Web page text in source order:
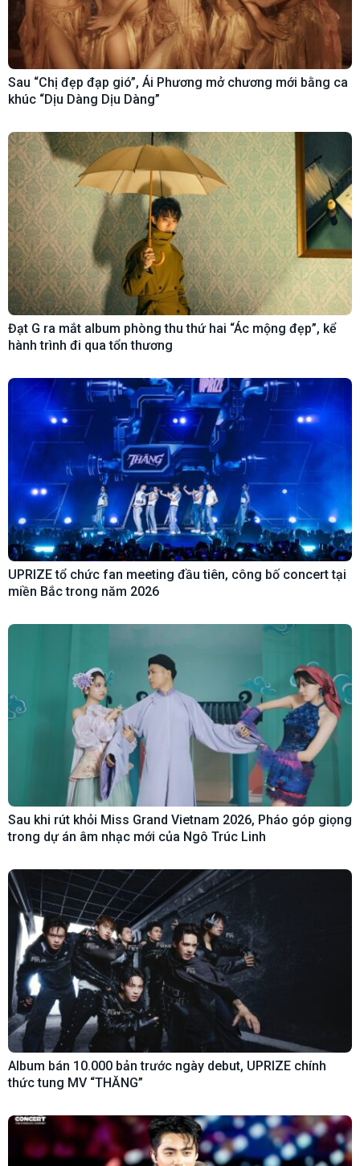
Sau “Chị đẹp đạp gió”, Ái Phương mở chương mới bằng ca
khúc “Dịu Dàng Dịu Dàng”
Đạt G ra mắt album phòng thu thứ hai “Ác mộng đẹp”, kể
hành trình đi qua tổn thương
UPRIZE tổ chức fan meeting đầu tiên, công bố concert tại
miền Bắc trong năm 2026
Sau khi rút khỏi Miss Grand Vietnam 2026, Pháo góp giọng
trong dự án âm nhạc mới của Ngô Trúc Linh
Album bán 10.000 bản trước ngày debut, UPRIZE chính
thức tung MV “THĂNG”